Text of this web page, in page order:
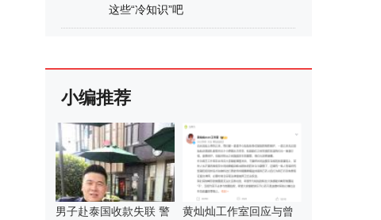
这些“冷知识”吧
小编推荐
男子赴泰国收款失联 警
黄灿灿工作室回应与曾